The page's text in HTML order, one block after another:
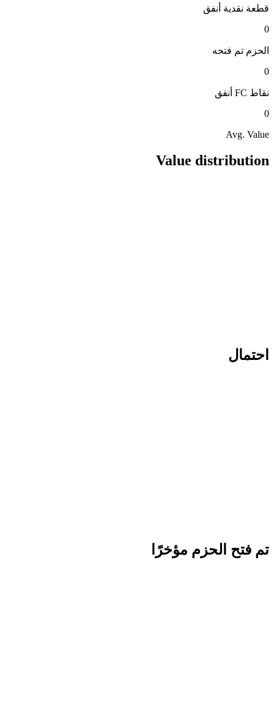
قطعة نقدية أنفق
0
الحزم تم فتحه
0
نقاط FC
أنفق
0
Avg. Value
Value distribution
احتمال
تم فتح الحزم مؤخرًا